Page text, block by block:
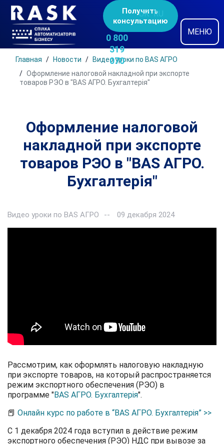
Получить
консультацию
0 800
319
070
UK RU
МЕНЮ
Главная Новости
Видео уроки по BAS АГРО
Оформление налоговой накладной при экспорте
товаров РЭО в "BAS АГРО. Бухгалтерія"
Оформление налоговой
накладной при экспорте
товаров РЭО в "BAS АГРО.
Бухгалтерія"
Видео уроки по BAS АГРО 09 декабря 2024
Рассмотрим, как оформлять налоговую накладную
при экспорте товаров, на который распространяется
режим экспортного обеспечения (РЭО) в
программе "BAS АГРО. Бухгалтерія".
📕 Онлайн курс по работе в “BAS АГРО. Бухгалтерія” >>
С 1 декабря 2024 года вступил в действие режим
экспортного обеспечения (РЭО) НДС при вывозе за